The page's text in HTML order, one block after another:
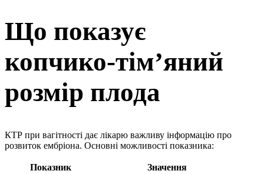
Що показує
копчико-тім’яний
розмір плода
КТР при вагітності дає лікарю важливу інформацію про
розвиток ембріона. Основні можливості показника:
Показник
Значення